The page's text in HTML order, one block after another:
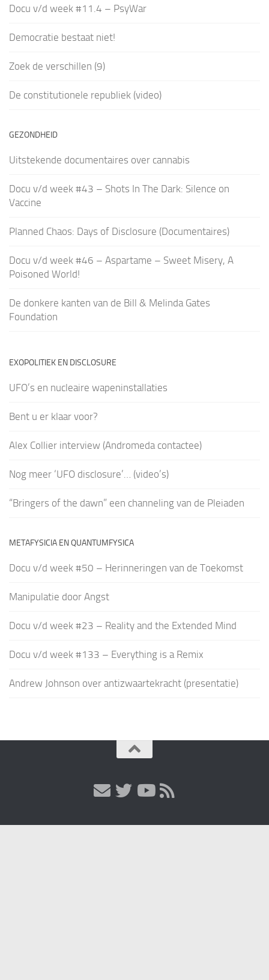
Docu v/d week #11.4 – PsyWar
Democratie bestaat niet!
Zoek de verschillen (9)
De constitutionele republiek (video)
GEZONDHEID
Uitstekende documentaires over cannabis
Docu v/d week #43 – Shots In The Dark: Silence on
Vaccine
Planned Chaos: Days of Disclosure (Documentaires)
Docu v/d week #46 – Aspartame – Sweet Misery, A
Poisoned World!
De donkere kanten van de Bill & Melinda Gates
Foundation
EXOPOLITIEK EN DISCLOSURE
UFO’s en nucleaire wapeninstallaties
Bent u er klaar voor?
Alex Collier interview (Andromeda contactee)
Nog meer ‘UFO disclosure’… (video’s)
“Bringers of the dawn” een channeling van de Pleiaden
METAFYSICIA EN QUANTUMFYSICA
Docu v/d week #50 – Herinneringen van de Toekomst
Manipulatie door Angst
Docu v/d week #23 – Reality and the Extended Mind
Docu v/d week #133 – Everything is a Remix
Andrew Johnson over antizwaartekracht (presentatie)